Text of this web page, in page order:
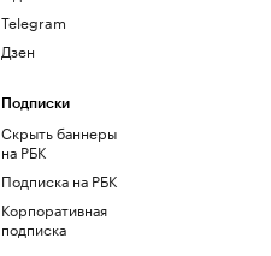
Telegram
Дзен
Подписки
Скрыть баннеры
на РБК
Подписка на РБК
Корпоративная
подписка